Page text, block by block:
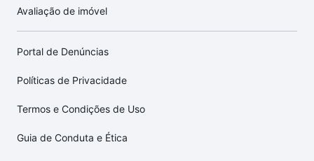
Avaliação de imóvel
Portal de Denúncias
Políticas de Privacidade
Termos e Condições de Uso
Guia de Conduta e Ética